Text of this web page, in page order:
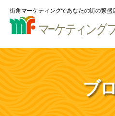
街角マーケティングであなたの街の繁盛
ブ